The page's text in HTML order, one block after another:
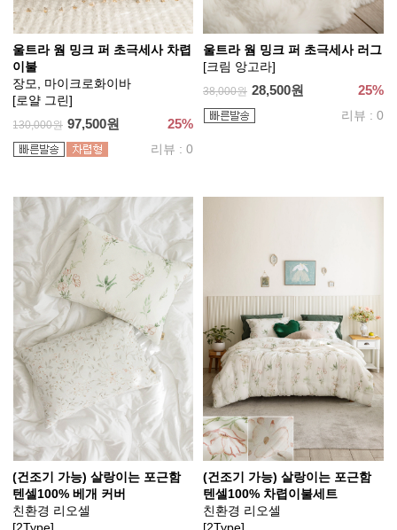
울트라 웜 밍크 퍼 초극세사 차렵
이불
장모, 마이크로화이바
[로얄 그린]
130,000원 97,500원 25%
리뷰 : 0
울트라 웜 밍크 퍼 초극세사 러그
[크림 앙고라]
38,000원 28,500원 25%
리뷰 : 0
(건조기 가능) 살랑이는 포근함
텐셀100% 베개 커버
친환경 리오셀
(건조기 가능) 살랑이는 포근함
텐셀100% 차렵이불세트
친환경 리오셀